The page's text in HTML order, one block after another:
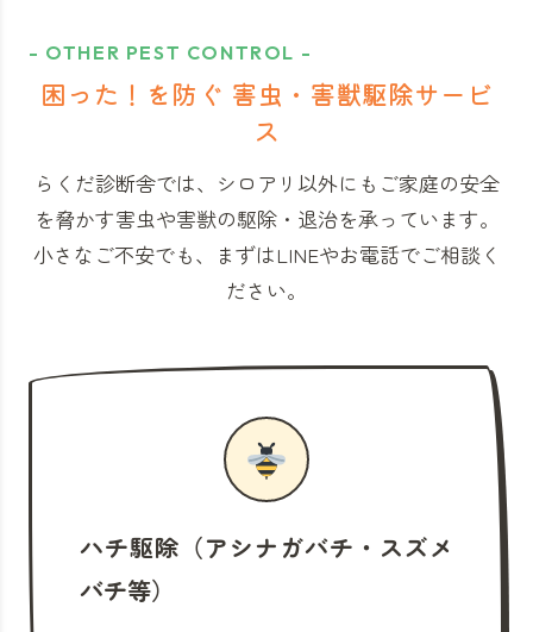
- OTHER PEST CONTROL -
困った！を防ぐ 害虫・害獣駆除サービ
ス
らくだ診断舎では、シロアリ以外にもご家庭の安全
を脅かす害虫や害獣の駆除・退治を承っています。
小さなご不安でも、まずはLINEやお電話でご相談く
ださい。
ハチ駆除（アシナガバチ・スズメ
バチ等）